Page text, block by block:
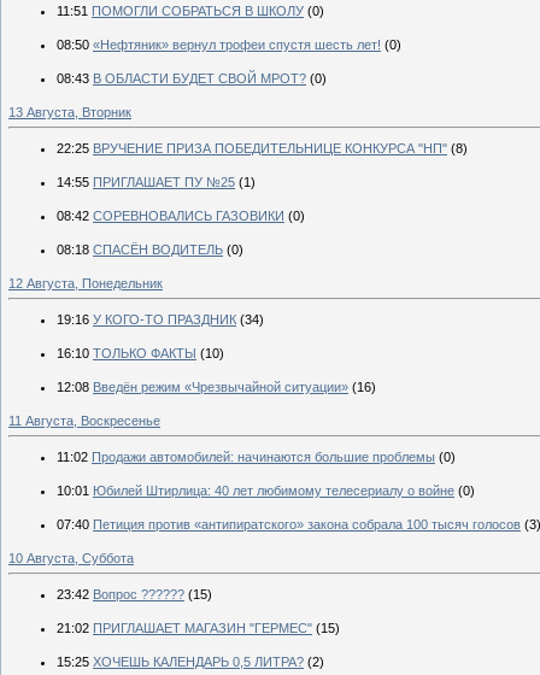
11:51 ПОМОГЛИ СОБРАТЬСЯ В ШКОЛУ (0)
08:50 «Нефтяник» вернул трофеи спустя шесть лет! (0)
08:43 В ОБЛАСТИ БУДЕТ СВОЙ МРОТ? (0)
13 Августа, Вторник
22:25 ВРУЧЕНИЕ ПРИЗА ПОБЕДИТЕЛЬНИЦЕ КОНКУРСА "НП" (8)
14:55 ПРИГЛАШАЕТ ПУ №25 (1)
08:42 СОРЕВНОВАЛИСЬ ГАЗОВИКИ (0)
08:18 СПАСЁН ВОДИТЕЛЬ (0)
12 Августа, Понедельник
19:16 У КОГО-ТО ПРАЗДНИК (34)
16:10 ТОЛЬКО ФАКТЫ (10)
12:08 Введён режим «Чрезвычайной ситуации» (16)
11 Августа, Воскресенье
11:02 Продажи автомобилей: начинаются большие проблемы (0)
10:01 Юбилей Штирлица: 40 лет любимому телесериалу о войне (0)
07:40 Петиция против «антипиратского» закона собрала 100 тысяч голосов (3)
10 Августа, Суббота
23:42 Вопрос ?????? (15)
21:02 ПРИГЛАШАЕТ МАГАЗИН "ГЕРМЕС" (15)
15:25 ХОЧЕШЬ КАЛЕНДАРЬ 0,5 ЛИТРА? (2)